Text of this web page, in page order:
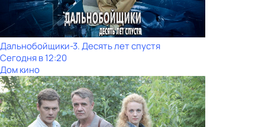
Дальнобойщики-3. Десять лет спустя
Сегодня в 12:20
Дом кино